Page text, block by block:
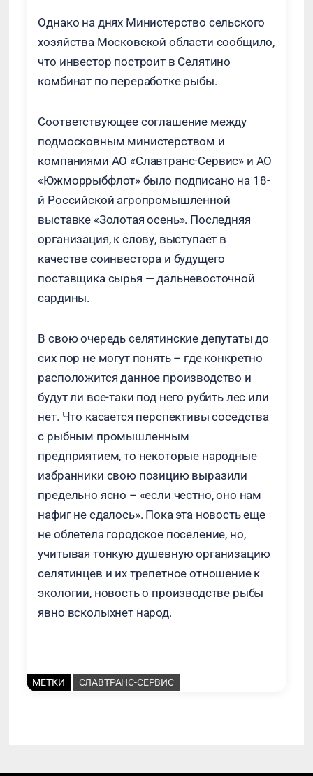
Однако на днях Министерство сельского
хозяйства Московской области сообщило,
что инвестор построит в Селятино
комбинат по переработке рыбы.
Соответствующее соглашение между
подмосковным министерством и
компаниями АО «Славтранс-Сервис» и АО
«Южморрыбфлот» было подписано на 18-
й Российской агропромышленной
выставке «Золотая осень». Последняя
организация, к слову, выступает в
качестве соинвестора и будущего
поставщика сырья — дальневосточной
сардины.
В свою очередь селятинские депутаты до
сих пор не могут понять – где конкретно
расположится данное производство и
будут ли все-таки под него рубить лес или
нет. Что касается перспективы соседства
с рыбным промышленным
предприятием, то некоторые народные
избранники свою позицию выразили
предельно ясно – «если честно, оно нам
нафиг не сдалось». Пока эта новость еще
не облетела городское поселение, но,
учитывая тонкую душевную организацию
селятинцев и их трепетное отношение к
экологии, новость о производстве рыбы
явно всколыхнет народ.
МЕТКИ СЛАВТРАНС-СЕРВИС